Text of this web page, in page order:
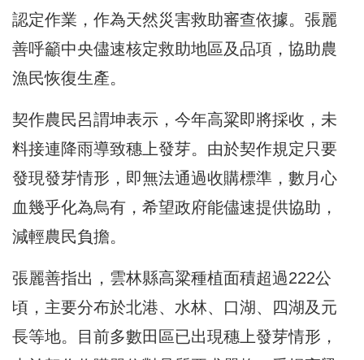
認定作業，作為天然災害救助審查依據。張麗
善呼籲中央儘速核定救助地區及品項，協助農
漁民恢復生產。
契作農民呂謂坤表示，今年高粱即將採收，未
料接連降雨導致穗上發芽。由於契作規定只要
發現發芽情形，即無法通過收購標準，數月心
血幾乎化為烏有，希望政府能儘速提供協助，
減輕農民負擔。
張麗善指出，雲林縣高粱種植面積超過222公
頃，主要分布於北港、水林、口湖、四湖及元
長等地。目前多數田區已出現穗上發芽情形，